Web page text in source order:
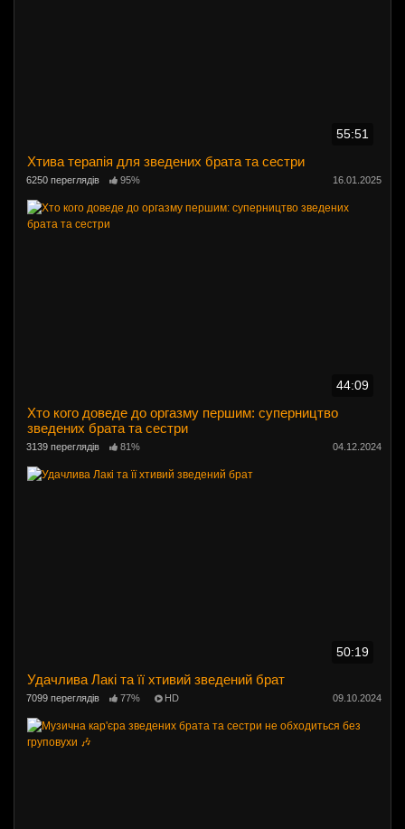
55:51
Хтива терапія для зведених брата та сестри
6250 переглядів 95% 16.01.2025
44:09
Хто кого доведе до оргазму першим: суперництво
зведених брата та сестри
3139 переглядів 81% 04.12.2024
50:19
Удачлива Лакі та її хтивий зведений брат
7099 переглядів 77% HD 09.10.2024